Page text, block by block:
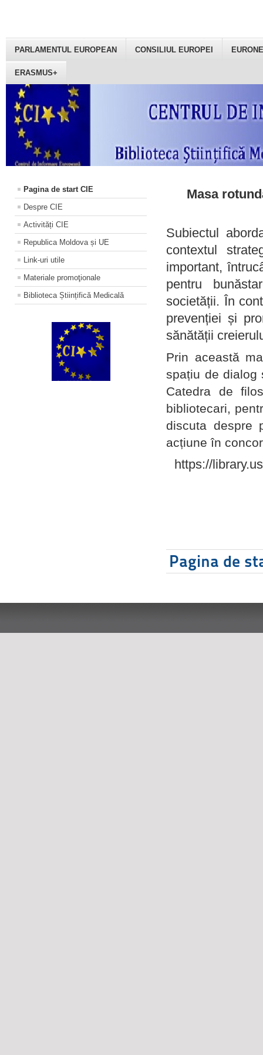
PARLAMENTUL EUROPEAN CONSILIUL EUROPEI
ERASMUS+
Pagina de start CIE
Despre CIE
Activități CIE
Republica Moldova și UE
Link-uri utile
Materiale promoţionale
Biblioteca Științifică Medicală
Masa
Subiectul
contextul
important,
pentru
societății. În
prevenției și
sănătății
Prin această
spațiu de dialog
Catedra de
bibliotecari,
discuta despre
acțiune în
https://
Pagina de